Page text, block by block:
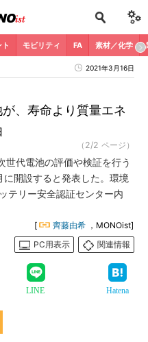
モビリティ FA 素材／化学
2021年3月16日
、寿命より質量エネ
（2/2 ページ）
世代電池の評価や検証を行う
開設すると発表した。環境
テリー安全認証センター内
[ 齊藤由希 ，MONOist]
PC用表示
関連情報
LINE Hatena